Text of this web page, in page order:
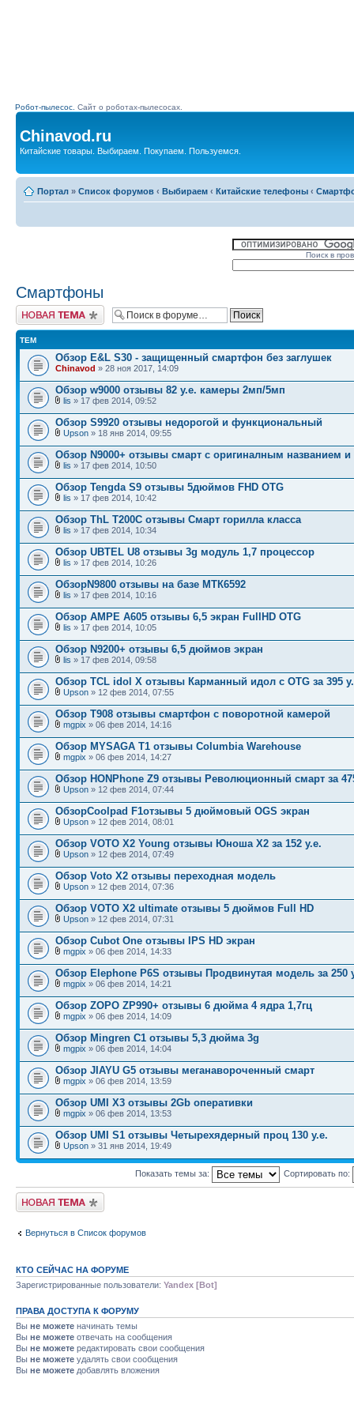
Робот-пылесос. Сайт о роботах-пылесосах.
Chinavod.ru
Китайские товары. Выбираем. Покупаем. Пользуемся.
Портал » Список форумов ‹ Выбираем ‹ Китайские телефоны ‹
Поиск в
Смартфоны
Начать новую тему
ТЕМ
Обзор E&L S30 - защищенный смартфон без заглушек
Chinavod » 28 ноя 2017, 14:09
Обзор w9000 отзывы 82 у.е. камеры 2мп/5мп
lis » 17 фев 2014, 09:52
Обзор S9920 отзывы недорогой и функциональный
Upson » 18 янв 2014, 09:55
Обзор N9000+ отзывы смарт с оригиналным названием
lis » 17 фев 2014, 10:50
Обзор Tengda S9 отзывы 5дюймов FHD OTG
lis » 17 фев 2014, 10:42
Обзор ThL T200C отзывы Смарт горилла класса
lis » 17 фев 2014, 10:34
Обзор UBTEL U8 отзывы 3g модуль 1,7 процессор
lis » 17 фев 2014, 10:26
ОбзорN9800 отзывы на базе МТК6592
lis » 17 фев 2014, 10:16
Обзор AMPE A605 отзывы 6,5 экран FullHD OTG
lis » 17 фев 2014, 10:05
Обзор N9200+ отзывы 6,5 дюймов экран
lis » 17 фев 2014, 09:58
Обзор TCL idol X отзывы Карманный идол с OTG за 395
Upson » 12 фев 2014, 07:55
Обзор T908 отзывы смартфон с поворотной камерой
mgpix » 06 фев 2014, 14:16
Обзор MYSAGA Т1 отзывы Columbia Warehouse
mgpix » 06 фев 2014, 14:27
Обзор HONPhone Z9 отзывы Революционный смарт за
Upson » 12 фев 2014, 07:44
ОбзорCoolpad F1отзывы 5 дюймовый OGS экран
Upson » 12 фев 2014, 08:01
Обзор VOTO X2 Young отзывы Юноша Х2 за 152 у.е.
Upson » 12 фев 2014, 07:49
Обзор Voto X2 отзывы переходная модель
Upson » 12 фев 2014, 07:36
Обзор VOTO X2 ultimate отзывы 5 дюймов Full HD
Upson » 12 фев 2014, 07:31
Обзор Cubot One отзывы IPS HD экран
mgpix » 06 фев 2014, 14:33
Обзор Elephone P6S отзывы Продвинутая модель за 250
mgpix » 06 фев 2014, 14:21
Обзор ZOPO ZP990+ отзывы 6 дюйма 4 ядра 1,7гц
mgpix » 06 фев 2014, 14:09
Обзор Mingren C1 отзывы 5,3 дюйма 3g
mgpix » 06 фев 2014, 14:04
Обзор JIAYU G5 отзывы меганавороченный смарт
mgpix » 06 фев 2014, 13:59
Обзор UMI X3 отзывы 2Gb оперативки
mgpix » 06 фев 2014, 13:53
Обзор UMI S1 отзывы Четырехядерный проц 130 у.е.
Upson » 31 янв 2014, 19:49
Показать темы за: Сортировать по:
Начать новую тему
Вернуться в Список форумов
КТО СЕЙЧАС НА ФОРУМЕ
Зарегистрированные пользователи: Yandex [Bot]
ПРАВА ДОСТУПА К ФОРУМУ
Вы не можете начинать темы
Вы не можете отвечать на сообщения
Вы не можете редактировать свои сообщения
Вы не можете удалять свои сообщения
Вы не можете добавлять вложения